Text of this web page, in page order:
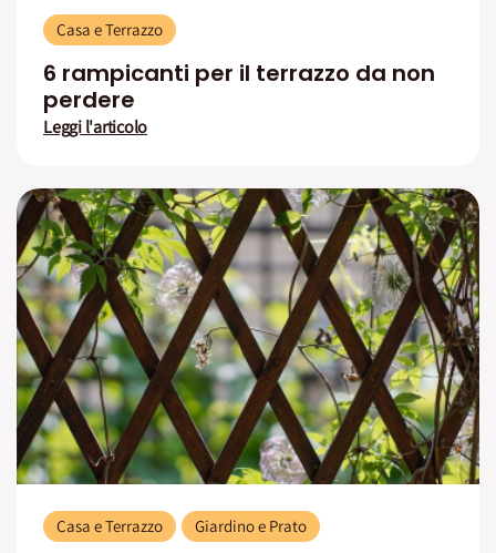
Casa e Terrazzo
6 rampicanti per il terrazzo da non
perdere
Leggi l'articolo
Casa e Terrazzo Giardino e Prato